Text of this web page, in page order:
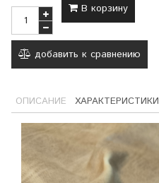
В корзину
добавить к сравнению
ОПИСАНИЕ ХАРАКТЕРИСТИКИ